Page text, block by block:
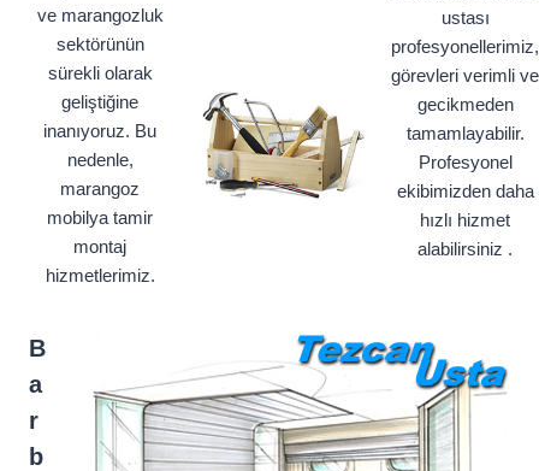
ve marangozluk
sektörünün
sürekli olarak
geliştiğine
inanıyoruz. Bu
nedenle,
marangoz
mobilya tamir
montaj
hizmetlerimiz.
ustası
profesyonellerimiz,
görevleri verimli ve
gecikmeden
tamamlayabilir.
Profesyonel
ekibimizden daha
hızlı hizmet
alabilirsiniz .
B
a
r
b